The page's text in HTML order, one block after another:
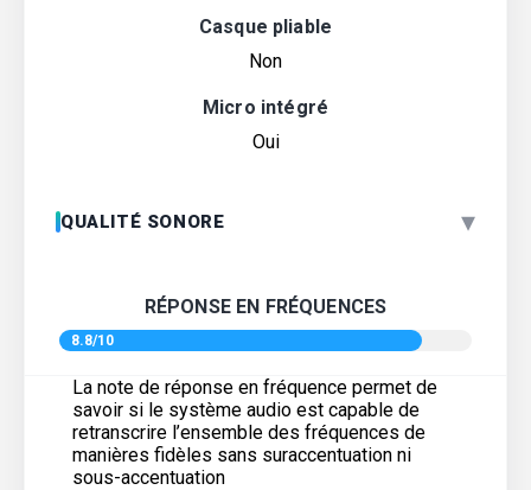
Casque pliable
Non
Micro intégré
Oui
QUALITÉ SONORE ▾
RÉPONSE EN FRÉQUENCES
8.8/10
La note de réponse en fréquence permet de
savoir si le système audio est capable de
retranscrire l’ensemble des fréquences de
manières fidèles sans suraccentuation ni
sous-accentuation